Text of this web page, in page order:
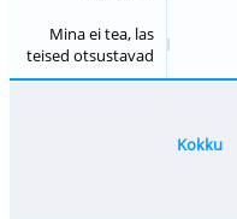
Mina ei tea, las
teised otsustavad
Kokku